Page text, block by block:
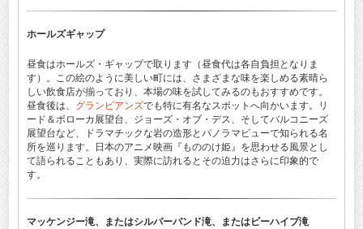
ホールズギャップ
昼食はホールズ・ギャップで取ります（昼食代は各自負担となりま
す）。この絵のように美しい町には、さまざまな味を楽しめる素晴ら
しい飲食店が揃っており、本場の味を試してみるのもおすすめです。
昼食後は、 グランピアンズでも特に有名なスポットへ向かいます。リ
ード＆ボローカ展望台、ジョーズ・オブ・デス、そしてバルコニーズ
展望台など、ドラマチックな岩の造形とパノラマビューで知られる名
所を巡ります。日本のアニメ映画『もののけ姫』を思わせる風景とし
て語られることもあり、実際に訪れるとその迫力はさらに印象的で
す。
マッケンジー滝、またはシルバーバンド滝、またはビーハイブ滝